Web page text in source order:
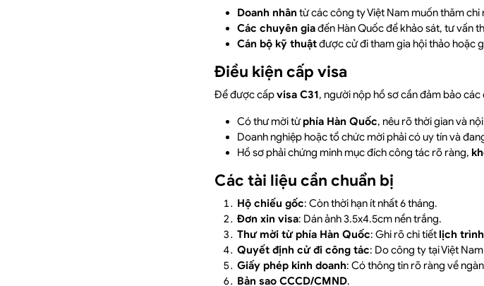
Doanh nhân từ các công ty Việt Nam muốn thăm chi
Các chuyên giađến Hàn Quốc để khảo sát, tư vấn
Cán bộ kỹ thuậtđược cử đi tham gia hội thảo hoặc
Điều kiện cấp visa
Để được cấpvisa C31, người nộp hồ sơ cần đảm bảo các
Có thư mời từphía Hàn Quốc, nêu rõ thời gian và
Doanh nghiệp hoặc tổ chức mời phải có uy tín và
Hồ sơ phải chứng minh mục đích công tác rõ ràng,
Các tài liệu cần chuẩn bị
Hộ chiếu gốc: Còn thời hạn ít nhất 6 tháng.
Đơn xin visa: Dán ảnh 3.5x4.5cm nền trắng.
Thư mời từ phía Hàn Quốc: Ghi rõ chi tiết lịch
Quyết định cử đi công tác: Do công ty tại Việt
Giấy phép kinh doanh: Có thông tin rõ ràng về
Bản sao CCCD/CMND.